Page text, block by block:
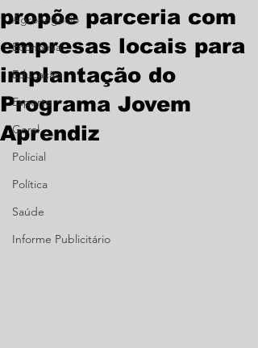
Agronegócio
Economia
Educação
Esporte
Geral
Policial
Política
Saúde
Informe Publicitário
propõe parceria com
empresas locais para
implantação do
Programa Jovem
Aprendiz